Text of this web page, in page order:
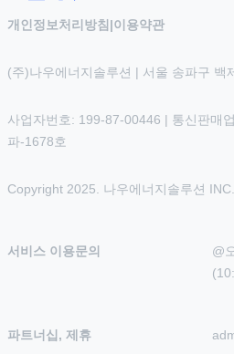
개인정보처리방침 |이용약관
(주)나우에너지솔루션 | 서울 송파구 백
사업자번호: 199-87-00446 | 통신판매
파-1678호
Copyright 2025. 나우에너지솔루션
서비스 이용문의
@
파트너십, 제휴